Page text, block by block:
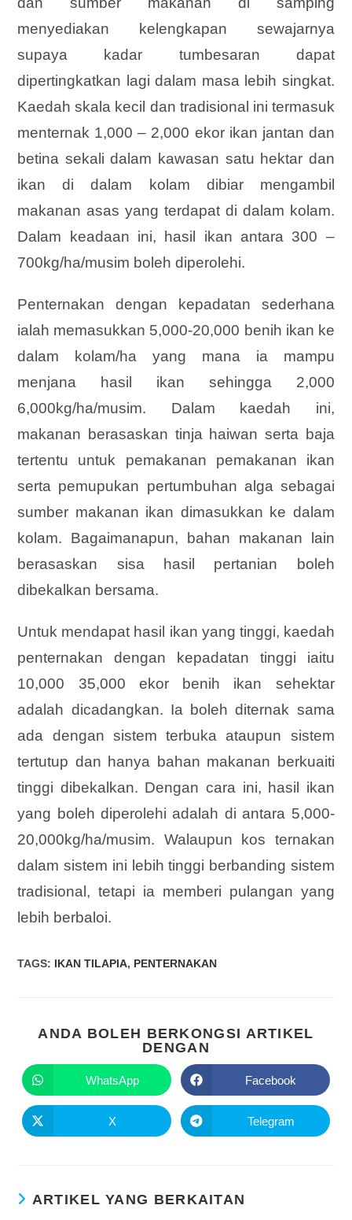
menyediakan kelengkapan sewajarnya
supaya kadar tumbesaran dapat
dipertingkatkan lagi dalam masa lebih singkat.
Kaedah skala kecil dan tradisional ini termasuk
menternak 1,000 – 2,000 ekor ikan jantan dan
betina sekali dalam kawasan satu hektar dan
ikan di dalam kolam dibiar mengambil
makanan asas yang terdapat di dalam kolam.
Dalam keadaan ini, hasil ikan antara 300 –
700kg/ha/musim boleh diperolehi.
Penternakan dengan kepadatan sederhana
ialah memasukkan 5,000-20,000 benih ikan ke
dalam kolam/ha yang mana ia mampu
menjana hasil ikan sehingga 2,000
6,000kg/ha/musim. Dalam kaedah ini,
makanan berasaskan tinja haiwan serta baja
tertentu untuk pemakanan pemakanan ikan
serta pemupukan pertumbuhan alga sebagai
sumber makanan ikan dimasukkan ke dalam
kolam. Bagaimanapun, bahan makanan lain
berasaskan sisa hasil pertanian boleh
dibekalkan bersama.
Untuk mendapat hasil ikan yang tinggi, kaedah
penternakan dengan kepadatan tinggi iaitu
10,000 35,000 ekor benih ikan sehektar
adalah dicadangkan. Ia boleh diternak sama
ada dengan sistem terbuka ataupun sistem
tertutup dan hanya bahan makanan berkuaiti
tinggi dibekalkan. Dengan cara ini, hasil ikan
yang boleh diperolehi adalah di antara 5,000-
20,000kg/ha/musim. Walaupun kos ternakan
dalam sistem ini lebih tinggi berbanding sistem
tradisional, tetapi ia memberi pulangan yang
lebih berbaloi.
TAGS: IKAN TILAPIA, PENTERNAKAN
ANDA BOLEH BERKONGSI ARTIKEL
DENGAN
WhatsApp Facebook
X Telegram
ARTIKEL YANG BERKAITAN